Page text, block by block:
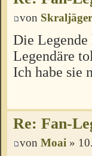
von Skraljäger
Die Legende
Legendäre
Ich habe sie
Re: Fan-
von Moai »